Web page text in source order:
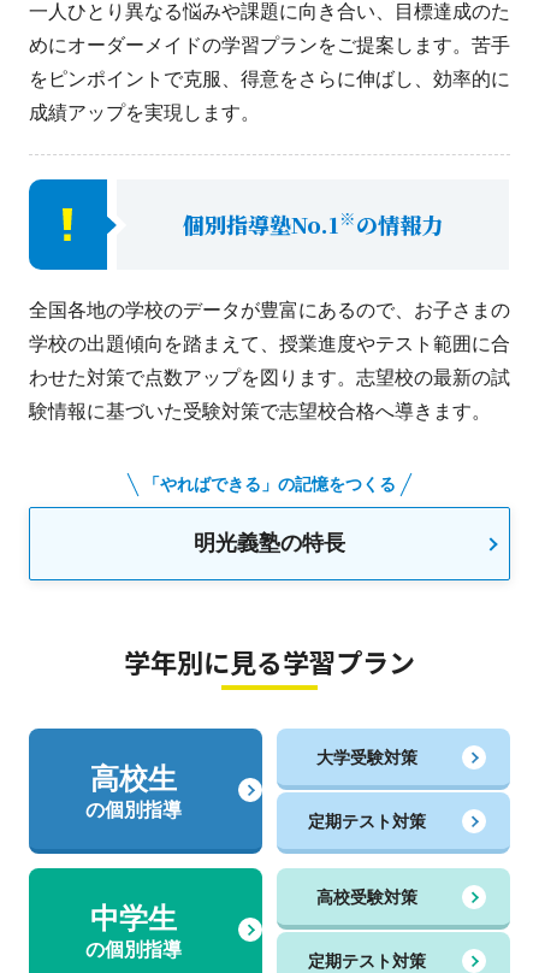
一人ひとり異なる悩みや課題に向き合い、目標達成のた
めにオーダーメイドの学習プランをご提案します。苦手
をピンポイントで克服、得意をさらに伸ばし、効率的に
成績アップを実現します。
個別指導塾No.1 ※の情報力
全国各地の学校のデータが豊富にあるので、お子さまの
学校の出題傾向を踏まえて、授業進度やテスト範囲に合
わせた対策で点数アップを図ります。志望校の最新の試
験情報に基づいた受験対策で志望校合格へ導きます。
「やればできる」の記憶をつくる
明光義塾の特長
学年別に見る学習プラン
高校生
の個別指導
大学受験対策
定期テスト対策
中学生
の個別指導
高校受験対策
定期テスト対策